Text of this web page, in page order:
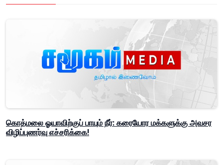
கொத்மலை ஓயாவிற்குப் பாயும் நீர்: கரையோர மக்களுக்கு அவசர
விழிப்புணர்வு எச்சரிக்கை!